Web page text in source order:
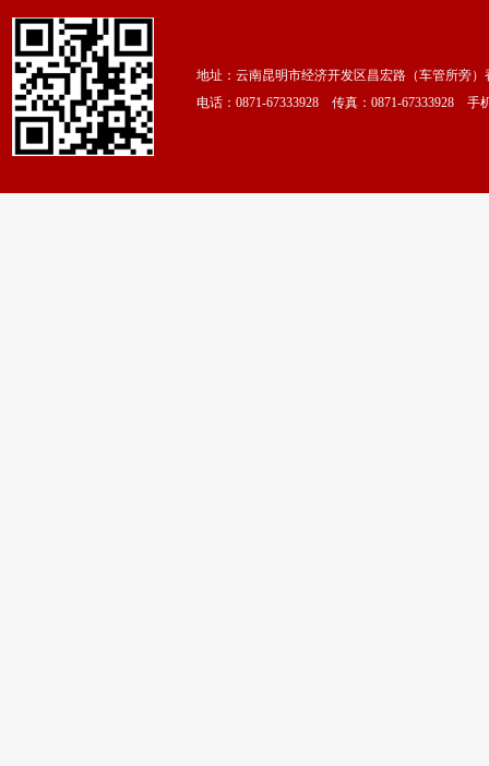
地址：云南昆明市经济开发区昌宏路（车管所旁
电话：0871-67333928 传真：0871-67333928 手